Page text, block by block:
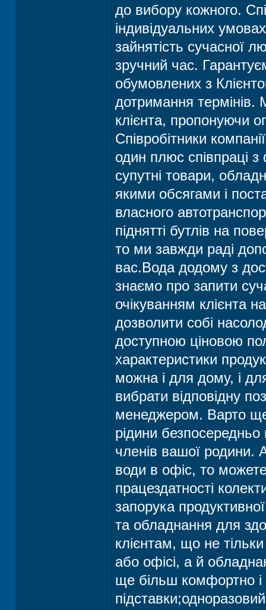
до вибору кожного.
індивідуальних
зайнятість сучасної
зручний час.
обумовлених з
дотримання термінів.
клієнта, пропонуючи
Співробітники
один плюс співпраці з
супутні товари,
якими обсягами і
власного
піднятті бутлів на
то ми завжди раді
вас.Вода додому з
знаємо про запити
очікуванням клієнта
дозволити собі
доступною ціновою
характеристики
можна і для дому, і
вибрати відповідну
менеджером. Варто ще
рідини безпосередньо
членів вашої родини.
води в офіс, то
працездатності
запорука
та обладнання для
клієнтам, що не
або офісі, а й
ще більш комфортно і